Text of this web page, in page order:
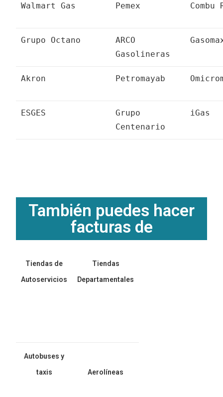
Walmart Gas Pemex Combu
Grupo Octano
ARCO
Gasolineras
Akron Petromayab
ESGES
Grupo
Centenario
iGas
También puedes hacer
facturas de
Tiendas de
Autoservicios
Tiendas
Departamentales
Autobuses y
taxis
Aerolíneas